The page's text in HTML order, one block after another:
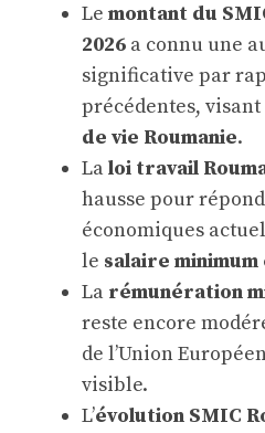
Le montant du
2026 a connu une
significative par
précédentes,
de vie Roumanie.
Laloi travail
hausse pour
économiques
le salaire
La rémunération
reste encore
de l’Union
visible.
L’évolution SMIC